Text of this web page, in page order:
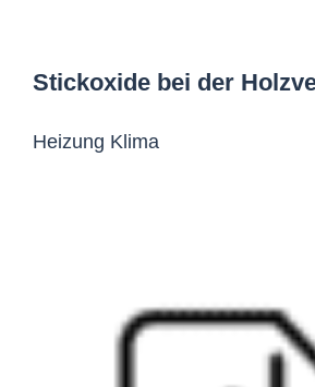
Stickoxide bei der
Heizung Klima